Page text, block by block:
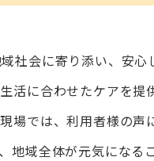
域社会に寄り添い、安
生活に合わせたケアを
場では、利用者様の
地域全体が元気にな